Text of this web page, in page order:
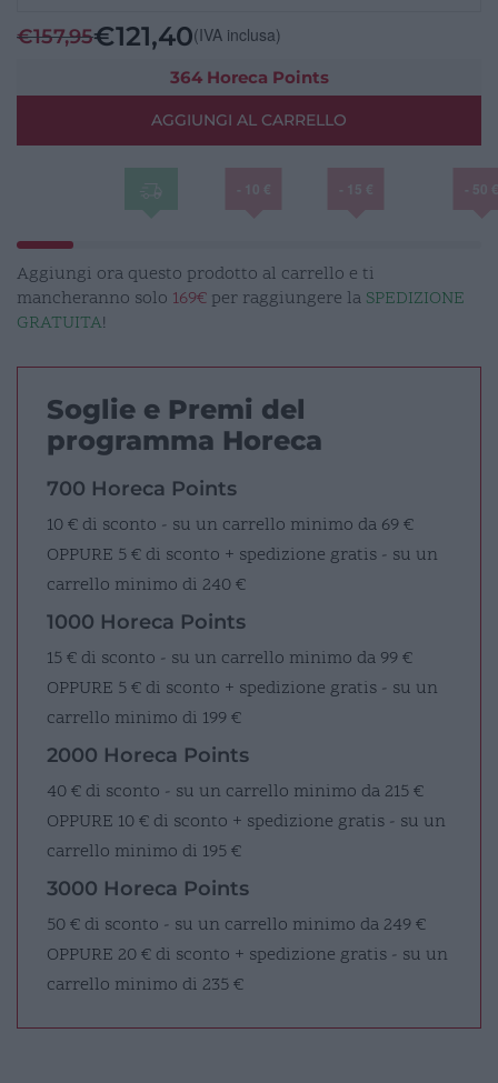
display
tasti
200x350
quantità
€157,95€121,40(IVA inclusa)
364 Horeca Points
AGGIUNGI AL CARRELLO
Aggiungi ora questo prodotto al carrello e ti
mancheranno solo 169€ per raggiungere la SPEDIZIONE
GRATUITA!
Soglie e Premi del
programma Horeca
700 Horeca Points
10 € di sconto - su un carrello minimo da 69 €
OPPURE 5 € di sconto + spedizione gratis - su un
carrello minimo di 240 €
1000 Horeca Points
15 € di sconto - su un carrello minimo da 99 €
OPPURE 5 € di sconto + spedizione gratis - su un
carrello minimo di 199 €
2000 Horeca Points
40 € di sconto - su un carrello minimo da 215 €
OPPURE 10 € di sconto + spedizione gratis - su un
carrello minimo di 195 €
3000 Horeca Points
50 € di sconto - su un carrello minimo da 249 €
OPPURE 20 € di sconto + spedizione gratis - su un
carrello minimo di 235 €